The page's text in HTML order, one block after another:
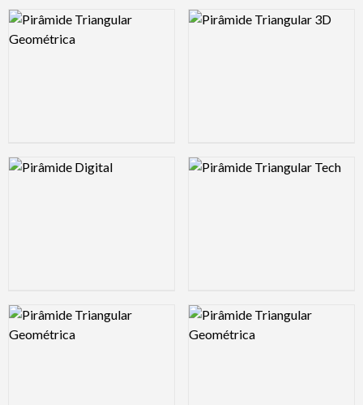
Logo Preview Image Logo Preview Image
Logo Preview Image Logo Preview Image
Logo Preview Image Logo Preview Image